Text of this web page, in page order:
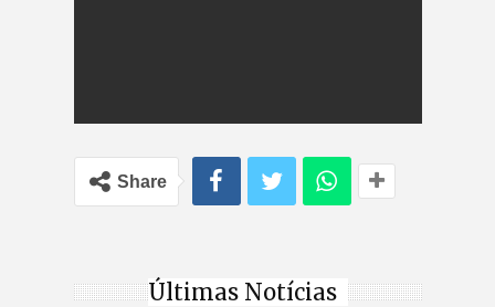
Share
Últimas Notícias